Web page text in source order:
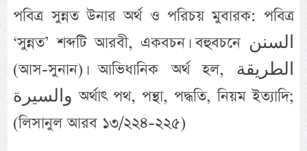
পবিত্র সুন্নত উনার অর্থ ও পরিচয় মুবারক: পবিত্র
‘সুন্নত’ শব্দটি আরবী, একবচন। বহুবচনে السنن
(আস-সুনান)। আভিধানিক অর্থ হল, الطريقة
والسيرة অর্থাৎ পথ, পন্থা, পদ্ধতি, নিয়ম ইত্যাদি;
(লিসানুল আরব ১৩/২২৪-২২৫)